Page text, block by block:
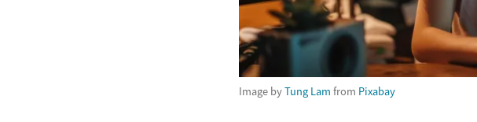
Image byTung Lam from Pixabay